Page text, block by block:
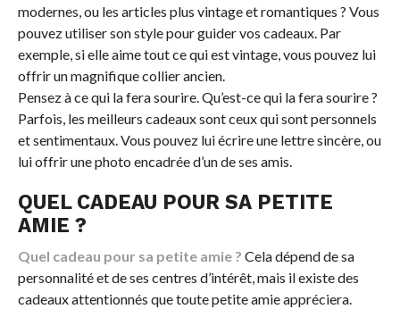
modernes, ou les articles plus vintage et romantiques ? Vous
pouvez utiliser son style pour guider vos cadeaux. Par
exemple, si elle aime tout ce qui est vintage, vous pouvez lui
offrir un magnifique collier ancien.
Pensez à ce qui la fera sourire. Qu’est-ce qui la fera sourire ?
Parfois, les meilleurs cadeaux sont ceux qui sont personnels
et sentimentaux. Vous pouvez lui écrire une lettre sincère, ou
lui offrir une photo encadrée d’un de ses amis.
QUEL CADEAU POUR SA PETITE
AMIE ?
Quel cadeau pour sa petite amie ? Cela dépend de sa
personnalité et de ses centres d’intérêt, mais il existe des
cadeaux attentionnés que toute petite amie appréciera.